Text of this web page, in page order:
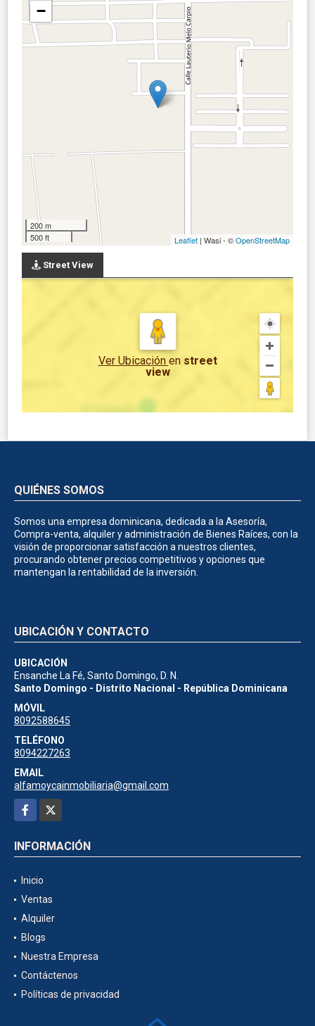
−
200 m
500 ft
Leaflet | Wasi - ©OpenStreetMap
Street View
Ver Ubicación en street
view
QUIÉNES SOMOS
Somos una empresa dominicana, dedicada a la Asesoría,
Compra-venta, alquiler y administración de Bienes Raíces, con la
visión de proporcionar satisfacción a nuestros clientes,
procurando obtener precios competitivos y opciones que
mantengan la rentabilidad de la inversión.
UBICACIÓN Y CONTACTO
UBICACIÓN
Ensanche La Fé, Santo Domingo, D. N.
Santo Domingo - Distrito Nacional - República Dominicana
MÓVIL
8092588645
TELÉFONO
8094227263
EMAIL
alfamoycainmobiliaria@gmail.com
Facebook
INFORMACIÓN
Inicio
Ventas
Alquiler
Blogs
Nuestra Empresa
Contáctenos
Políticas de privacidad